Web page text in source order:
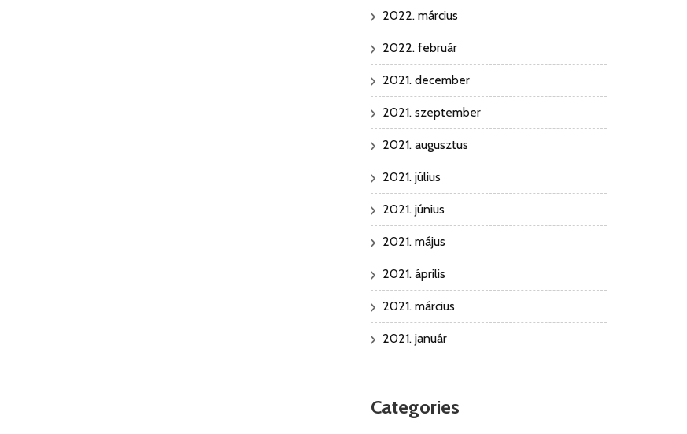
2022. március
2022. február
2021. december
2021. szeptember
2021. augusztus
2021. július
2021. június
2021. május
2021. április
2021. március
2021. január
Categories